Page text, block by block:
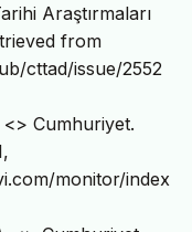
Araştırmaları
from
cttad/issue/2552
> Cumhuriyet.
monitor/index